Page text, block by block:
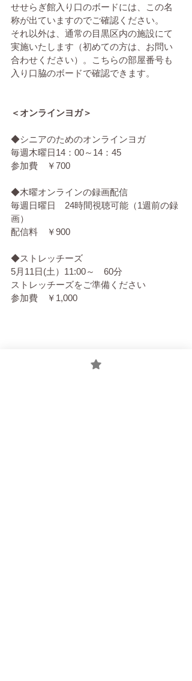
せせらぎ館入り口のボードには、この名
称が出ていますのでご確認ください。
それ以外は、通常の目黒区内の施設にて
実施いたします（初めての方は、お問い
合わせください）。こちらの部屋番号も
入り口脇のボードで確認できます。
＜オンラインヨガ＞
◆シニアのためのオンラインヨガ
毎週木曜日14：00～14：45
参加費　￥700
◆木曜オンラインの録画配信
毎週日曜日　24時間視聴可能（1週前の録
画）
配信料　￥900
◆ストレッチーズ
5月11日(土）11:00～　60分
ストレッチーズをご準備ください
参加費　￥1,000